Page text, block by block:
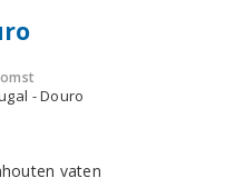
- Douro
vaten